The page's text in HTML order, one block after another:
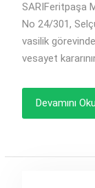
SARIFeritpaşa
No 24/301,
vasilik
vesayet
Devamını Oku